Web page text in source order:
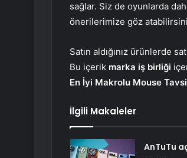
sağlar. Siz de oyunlarda
önerilerimize göz
Satın aldığınız ürünlerde
Bu içerik marka iş birliği
En İyi Makrolu Mouse
İlgili Makaleler
AnTuTu